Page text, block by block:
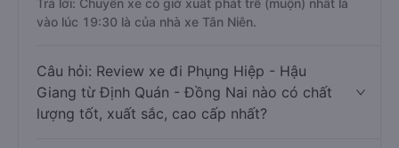
Trả lời: Chuyến xe có giờ xuất phát trễ (muộn) nhất là
vào lúc 19:30 là của nhà xe Tân Niên.
Câu hỏi: Review xe đi Phụng Hiệp - Hậu
Giang từ Định Quán - Đồng Nai nào có chất
lượng tốt, xuất sắc, cao cấp nhất?